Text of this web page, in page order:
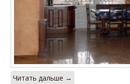
Читать дальше →